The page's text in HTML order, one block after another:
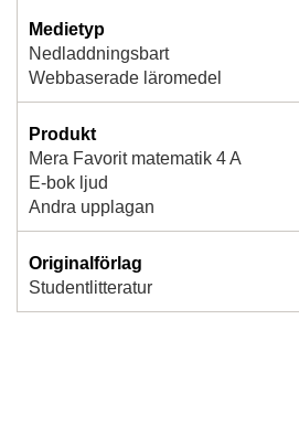
Medietyp
Nedladdningsbart
Webbaserade läromedel
Produkt
Mera Favorit matematik 4 A
E-bok ljud
Andra upplagan
Originalförlag
Studentlitteratur